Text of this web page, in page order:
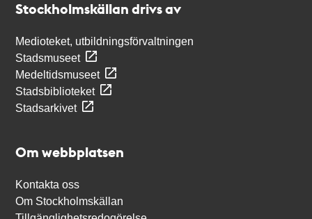
Stockholmskällan drivs av
Medioteket, utbildningsförvaltningen
Stadsmuseet
Medeltidsmuseet
Stadsbiblioteket
Stadsarkivet
Om webbplatsen
Kontakta oss
Om Stockholmskällan